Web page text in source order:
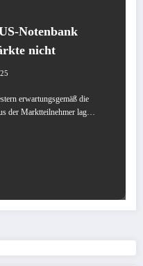
Notenbank
nicht
erwartungsgemäß die
der Marktteilnehmer lag…